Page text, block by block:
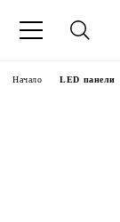
Начало LED панели